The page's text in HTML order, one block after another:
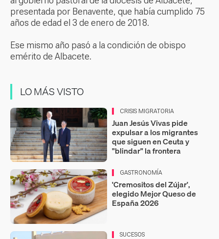
presentada por Benavente, que había cumplido 75
años de edad el 3 de enero de 2018.
Ese mismo año pasó a la condición de obispo
emérito de Albacete.
LO MÁS VISTO
CRISIS MIGRATORIA
Juan Jesús Vivas pide
expulsar a los migrantes
que siguen en Ceuta y
"blindar" la frontera
GASTRONOMÍA
'Cremositos del Zújar',
elegido Mejor Queso de
España 2026
SUCESOS